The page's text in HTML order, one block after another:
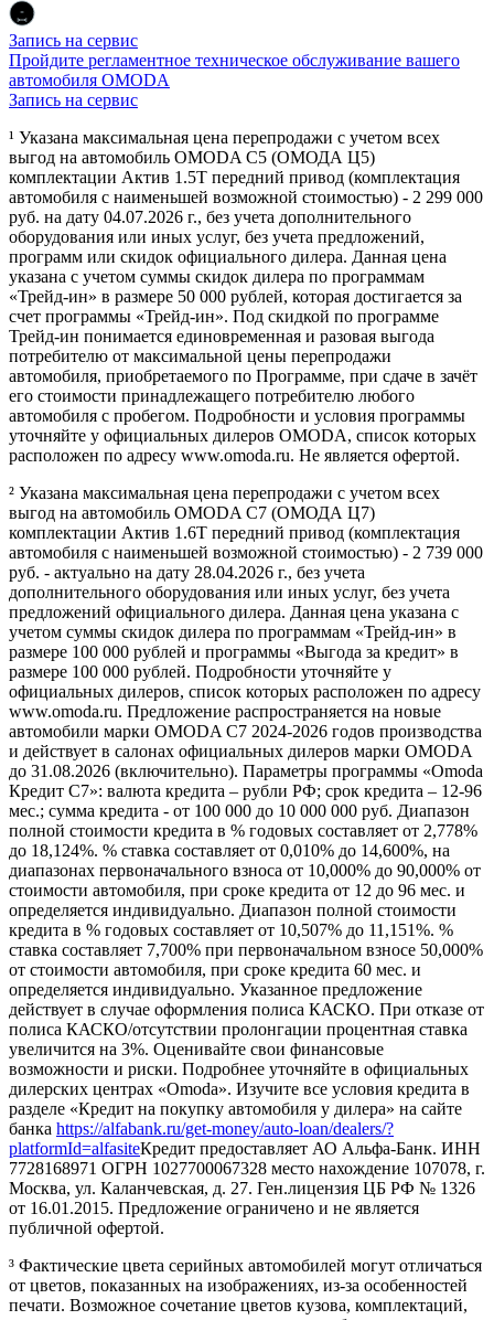
Запись на сервис
Пройдите регламентное техническое обслуживание вашего
автомобиля OMODA
Запись на сервис
¹ Указана максимальная цена перепродажи с учетом всех
выгод на автомобиль OMODA C5 (ОМОДА Ц5)
комплектации Актив 1.5Т передний привод (комплектация
автомобиля с наименьшей возможной стоимостью) - 2 299 000
руб. на дату 04.07.2026 г., без учета дополнительного
оборудования или иных услуг, без учета предложений,
программ или скидок официального дилера. Данная цена
указана с учетом суммы скидок дилера по программам
«Трейд-ин» в размере 50 000 рублей, которая достигается за
счет программы «Трейд-ин». Под скидкой по программе
Трейд-ин понимается единовременная и разовая выгода
потребителю от максимальной цены перепродажи
автомобиля, приобретаемого по Программе, при сдаче в зачёт
его стоимости принадлежащего потребителю любого
автомобиля с пробегом. Подробности и условия программы
уточняйте у официальных дилеров OMODA, список которых
расположен по адресу www.omoda.ru. Не является офертой.
² Указана максимальная цена перепродажи с учетом всех
выгод на автомобиль OMODA C7 (ОМОДА Ц7)
комплектации Актив 1.6T передний привод (комплектация
автомобиля с наименьшей возможной стоимостью) - 2 739 000
руб. - актуально на дату 28.04.2026 г., без учета
дополнительного оборудования или иных услуг, без учета
предложений официального дилера. Данная цена указана с
учетом суммы скидок дилера по программам «Трейд-ин» в
размере 100 000 рублей и программы «Выгода за кредит» в
размере 100 000 рублей. Подробности уточняйте у
официальных дилеров, список которых расположен по адресу
www.omoda.ru. Предложение распространяется на новые
автомобили марки OMODA C7 2024-2026 годов производства
и действует в салонах официальных дилеров марки OMODA
до 31.08.2026 (включительно). Параметры программы «Omoda
Кредит C7»: валюта кредита – рубли РФ; срок кредита – 12-96
мес.; сумма кредита - от 100 000 до 10 000 000 руб. Диапазон
полной стоимости кредита в % годовых составляет от 2,778%
до 18,124%. % ставка составляет от 0,010% до 14,600%, на
диапазонах первоначального взноса от 10,000% до 90,000% от
стоимости автомобиля, при сроке кредита от 12 до 96 мес. и
определяется индивидуально. Диапазон полной стоимости
кредита в % годовых составляет от 10,507% до 11,151%. %
ставка составляет 7,700% при первоначальном взносе 50,000%
от стоимости автомобиля, при сроке кредита 60 мес. и
определяется индивидуально. Указанное предложение
действует в случае оформления полиса КАСКО. При отказе от
полиса КАСКО/отсутствии пролонгации процентная ставка
увеличится на 3%. Оценивайте свои финансовые
возможности и риски. Подробнее уточняйте в официальных
дилерских центрах «Omoda». Изучите все условия кредита в
разделе «Кредит на покупку автомобиля у дилера» на сайте
банка https://alfabank.ru/get-money/auto-loan/dealers/?
platformId=alfasiteКредит предоставляет АО Альфа-Банк. ИНН
7728168971 ОГРН 1027700067328 место нахождение 107078, г.
Москва, ул. Каланчевская, д. 27. Ген.лицензия ЦБ РФ № 1326
от 16.01.2015. Предложение ограничено и не является
публичной офертой.
³ Фактические цвета серийных автомобилей могут отличаться
от цветов, показанных на изображениях, из-за особенностей
печати. Возможное сочетание цветов кузова, комплектаций,